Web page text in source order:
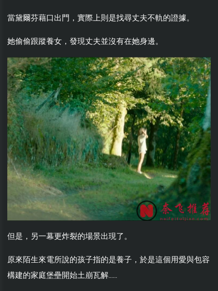
當黛爾芬藉口出門，實際上則是找尋丈夫不軌的證據。
她偷偷跟蹤養女，發現丈夫並沒有在她身邊。
但是，另一幕更炸裂的場景出現了。
原來陌生來電所說的孩子指的是養子，於是這個用愛與包容
構建的家庭堡壘開始土崩瓦解......